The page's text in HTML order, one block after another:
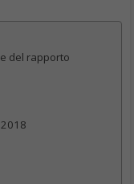
del rapporto